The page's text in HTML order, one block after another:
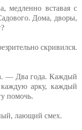
медленно вставая с
Дома, дворы,
скривился.
— Два года. Каждый
арку, каждый
помочь.
лающий смех.